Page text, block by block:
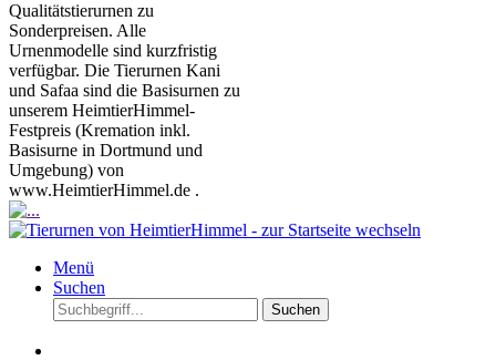
Qualitätstierurnen zu
Sonderpreisen. Alle
Urnenmodelle sind kurzfristig
verfügbar. Die Tierurnen Kani
und Safaa sind die Basisurnen zu
unserem HeimtierHimmel-
Festpreis (Kremation inkl.
Basisurne in Dortmund und
Umgebung) von
www.HeimtierHimmel.de .
Menü
Suchen
Suchen